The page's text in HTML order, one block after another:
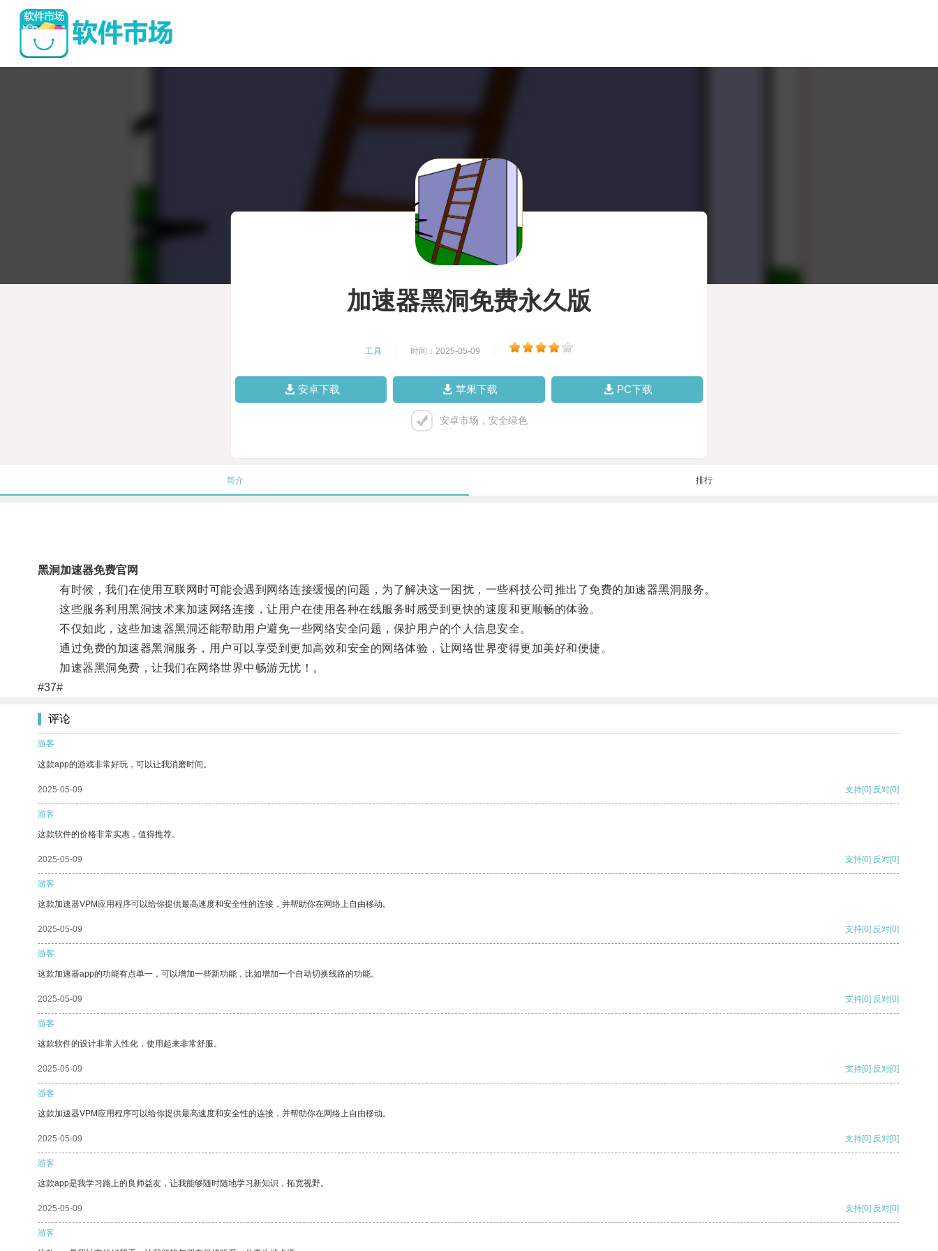
加速器黑洞免费永久版
工具 时间：2025-05-09
安卓下载 苹果下载 PC下载
安卓市场，安全绿色
简介 排行
黑洞加速器免费官网
有时候，我们在使用互联网时可能会遇到网络连接缓慢的问题，为了解决这一困扰，一些科技公司推出了免费的加速器黑洞服务。
这些服务利用黑洞技术来加速网络连接，让用户在使用各种在线服务时感受到更快的速度和更顺畅的体验。
不仅如此，这些加速器黑洞还能帮助用户避免一些网络安全问题，保护用户的个人信息安全。
通过免费的加速器黑洞服务，用户可以享受到更加高效和安全的网络体验，让网络世界变得更加美好和便捷。
加速器黑洞免费，让我们在网络世界中畅游无忧！。
#37#
评论
游客
这款app的游戏非常好玩，可以让我消磨时间。
2025-05-09 支持[0] 反对[0]
游客
这款软件的价格非常实惠，值得推荐。
2025-05-09 支持[0] 反对[0]
游客
这款加速器VPM应用程序可以给你提供最高速度和安全性的连接，并帮助你在网络上自由移动。
2025-05-09 支持[0] 反对[0]
游客
这款加速器app的功能有点单一，可以增加一些新功能，比如增加一个自动切换线路的功能。
2025-05-09 支持[0] 反对[0]
游客
这款软件的设计非常人性化，使用起来非常舒服。
2025-05-09 支持[0] 反对[0]
游客
这款加速器VPM应用程序可以给你提供最高速度和安全性的连接，并帮助你在网络上自由移动。
2025-05-09 支持[0] 反对[0]
游客
这款app是我学习路上的良师益友，让我能够随时随地学习新知识，拓宽视野。
2025-05-09 支持[0] 反对[0]
游客